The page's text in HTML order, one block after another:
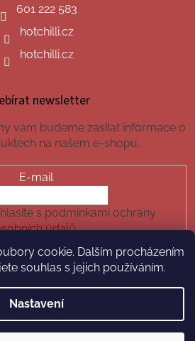
cookie. Dalším procházením
souhlas s jejich používáním.
Nastavení
601 222 583
hotchilli.cz
hotchilli.cz
newsletter
vám budeme zasílat informace o
na našem e-shopu.
E-mail
s podmínkami ochrany
údajů.
PŘIHLÁSIT SE